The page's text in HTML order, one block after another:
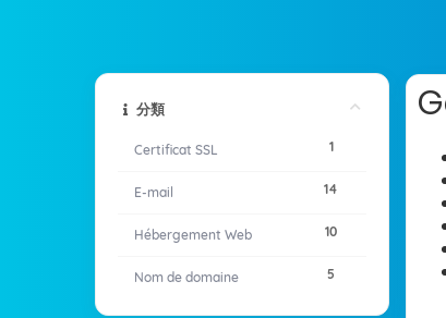
分類
1
Certificat SSL
14
E-mail
10
Hébergement Web
5
Nom de domaine